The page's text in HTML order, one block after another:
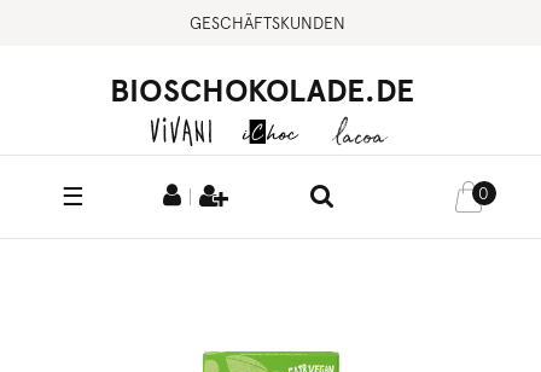
GESCHÄFTSKUNDEN
BIOSCHOKOLADE.DE
☰ 0